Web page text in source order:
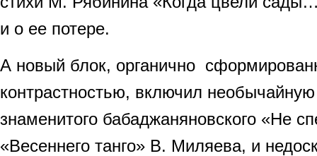
и о ее потере.
А новый блок, органично
контрастностью, включил
знаменитого бабаджаняновского «Не
«Весеннего танго» В. Миляева, и